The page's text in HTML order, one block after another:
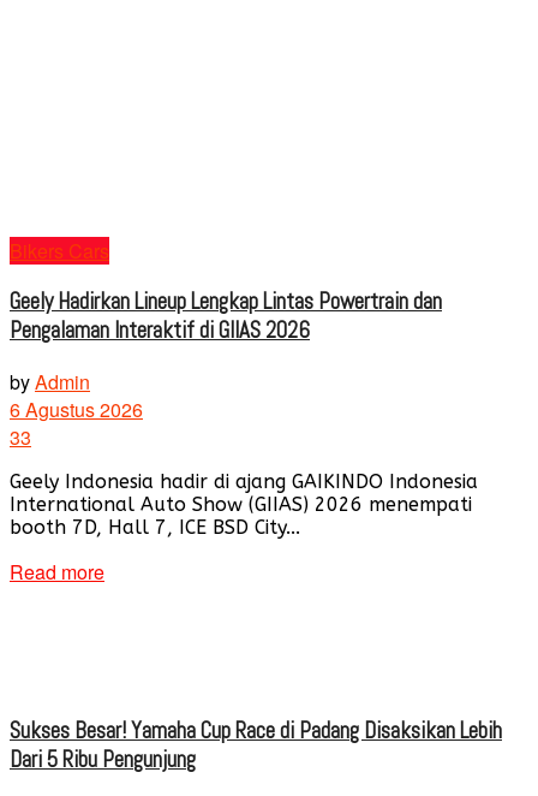
Bikers Cars
Geely Hadirkan Lineup Lengkap Lintas Powertrain dan
Pengalaman Interaktif di GIIAS 2026
byAdmin
6 Agustus 2026
33
Geely Indonesia hadir di ajang GAIKINDO Indonesia
International Auto Show (GIIAS) 2026 menempati
booth 7D, Hall 7, ICE BSD City...
Read more
Sukses Besar! Yamaha Cup Race di Padang Disaksikan Lebih
Dari 5 Ribu Pengunjung